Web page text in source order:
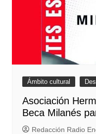
Ámbito cultural
Asociación
Beca Milanés
Redacción Radio